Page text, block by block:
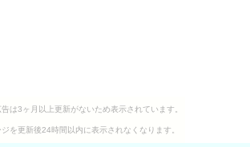
は3ヶ月以上更新がないため表示されています。
を更新後24時間以内に表示されなくなります。